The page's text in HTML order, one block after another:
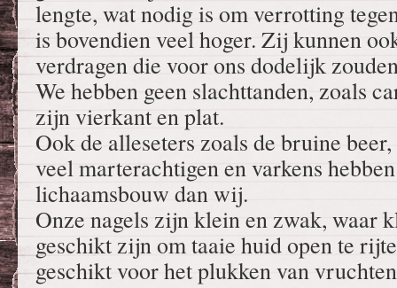
lengte, wat nodig is om verrotting
is bovendien veel hoger. Zij kunnen
verdragen die voor ons dodelijk
We hebben geen slachttanden, zoals
zijn vierkant en plat.
Ook de alleseters zoals de bruine
veel marterachtigen en varkens
lichaamsbouw dan wij.
Onze nagels zijn klein en zwak, waar
geschikt zijn om taaie huid open te
geschikt voor het plukken van